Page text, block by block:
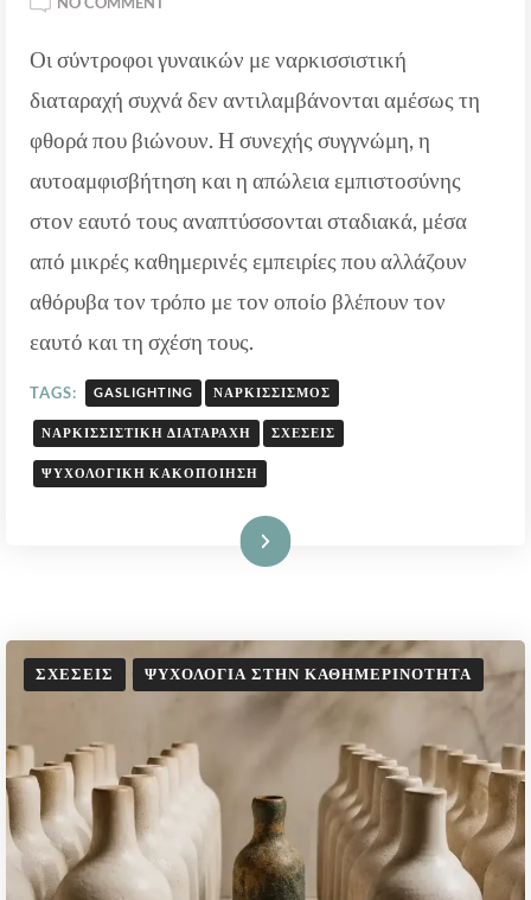
ΓΥΝΑΙΚΏΝ
ΝΑΡΚΙΣΣΙΣΤΙΚΉ
ΔΙΑΤΑΡΑΧΉ:
Η
ΣΥΓΓΝΏΜΗ
ΓΊΝΕΤΑΙ
ΑΝΤΑΝΑΚΛΑΣΤΙΚΌ
Οι σύντροφοι γυναικών με ναρκισσιστική
διαταραχή συχνά δεν αντιλαμβάνονται αμέσως τη
φθορά που βιώνουν. Η συνεχής συγγνώμη, η
αυτοαμφισβήτηση και η απώλεια εμπιστοσύνης
στον εαυτό τους αναπτύσσονται σταδιακά, μέσα
από μικρές καθημερινές εμπειρίες που αλλάζουν
αθόρυβα τον τρόπο με τον οποίο βλέπουν τον
εαυτό και τη σχέση τους.
TAGS: GASLIGHTING ΝΑΡΚΙΣΣΙΣΜΌΣ
ΝΑΡΚΙΣΣΙΣΤΙΚΉ ΔΙΑΤΑΡΑΧΉ ΣΧΈΣΕΙΣ
ΨΥΧΟΛΟΓΙΚΉ ΚΑΚΟΠΟΊΗΣΗ
Διαβάστε Περισσότερα
ΣΧΈΣΕΙΣ ΨΥΧΟΛΟΓΊΑ ΣΤΗΝ ΚΑΘΗΜΕΡΙΝΌΤΗΤΑ